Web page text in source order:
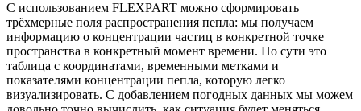
С использованием FLEXPART можно сформировать
трёхмерные поля распространения пепла: мы получаем
информацию о концентрации частиц в конкретной точке
пространства в конкретный момент времени. По сути это
таблица с координатами, временными метками и
показателями концентрации пепла, которую легко
визуализировать. С добавлением погодных данных мы можем